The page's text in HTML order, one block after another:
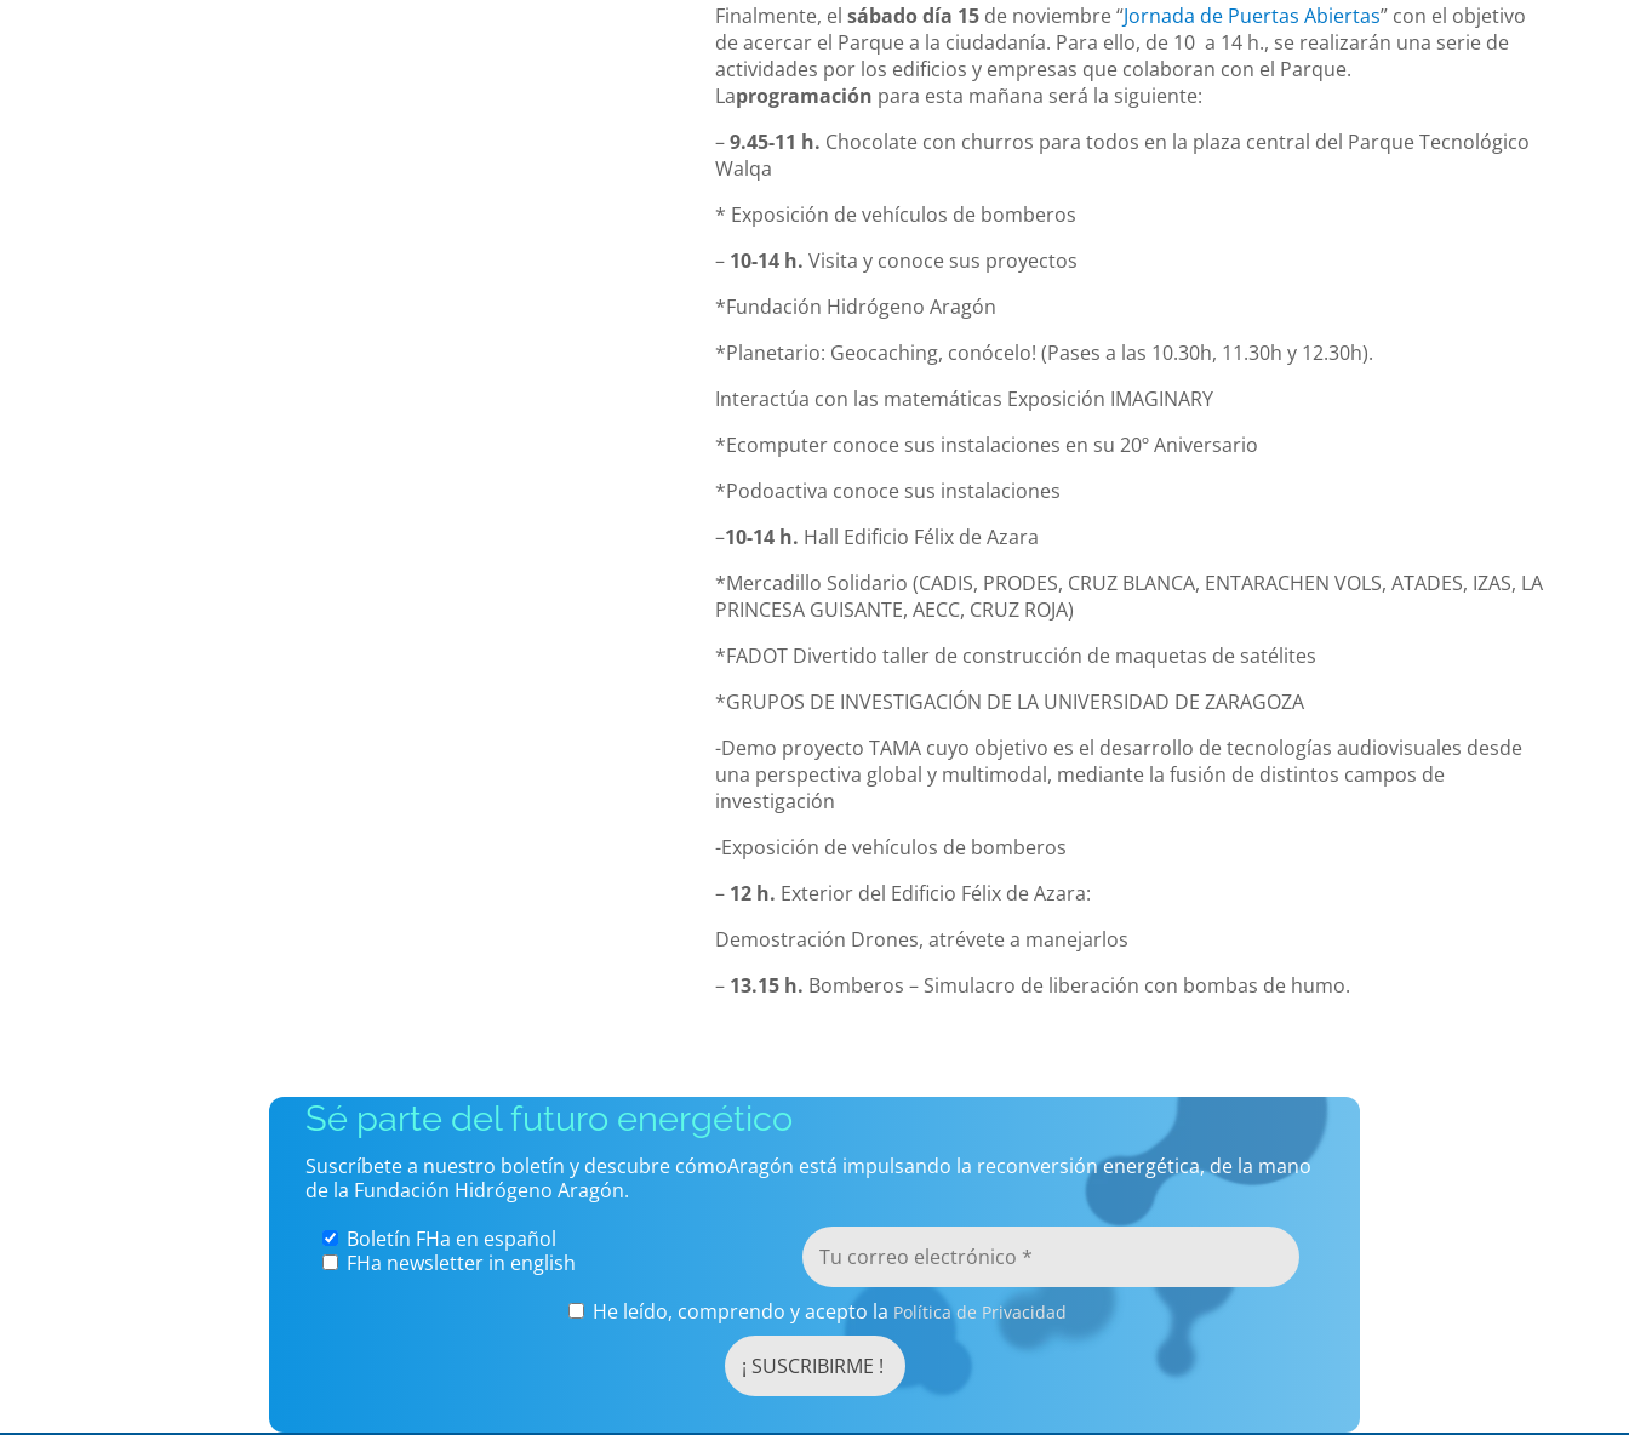
Finalmente, el sábado día 15de noviembre “Jornada de Puertas Abiertas” con el objetivo
de acercar el Parque a la ciudadanía. Para ello, de 10 a 14 h., se realizarán una serie de
actividades por los edificios y empresas que colaboran con el Parque.
Laprogramación para esta mañana será la siguiente:
–9.45-11 h. Chocolate con churros para todos en la plaza central del Parque Tecnológico
Walqa
* Exposición de vehículos de bomberos
– 10-14 h. Visita y conoce sus proyectos
*Fundación Hidrógeno Aragón
*Planetario: Geocaching, conócelo! (Pases a las 10.30h, 11.30h y 12.30h).
Interactúa con las matemáticas Exposición IMAGINARY
*Ecomputer conoce sus instalaciones en su 20º Aniversario
*Podoactiva conoce sus instalaciones
–10-14 h. Hall Edificio Félix de Azara
*Mercadillo Solidario (CADIS, PRODES, CRUZ BLANCA, ENTARACHEN VOLS, ATADES, IZAS, LA
PRINCESA GUISANTE, AECC, CRUZ ROJA)
*FADOT Divertido taller de construcción de maquetas de satélites
*GRUPOS DE INVESTIGACIÓN DE LA UNIVERSIDAD DE ZARAGOZA
-Demo proyecto TAMA cuyo objetivo es el desarrollo de tecnologías audiovisuales desde
una perspectiva global y multimodal, mediante la fusión de distintos campos de
investigación
-Exposición de vehículos de bomberos
– 12 h. Exterior del Edificio Félix de Azara:
Demostración Drones, atrévete a manejarlos
– 13.15 h. Bomberos – Simulacro de liberación con bombas de humo.
Sé parte del futuro energético
Suscríbete a nuestro boletín y descubre cómoAragón está impulsando la reconversión energética, de la mano
de la Fundación Hidrógeno Aragón.
Boletín FHa en español
FHa newsletter in english
He leído, comprendo y acepto la Política de Privacidad